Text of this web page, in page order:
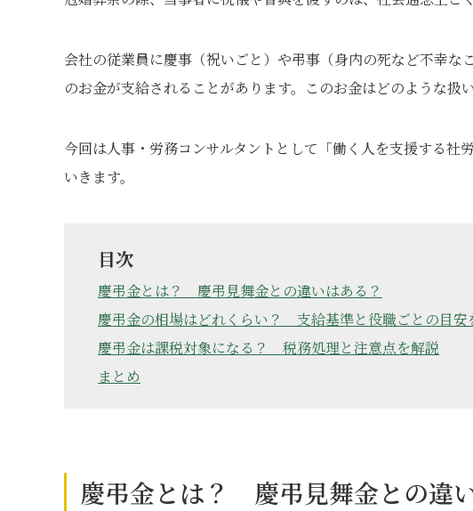
会社の従業員に慶事（祝いごと）や弔事（身内の死など不幸
のお金が支給されることがあります。このお金はどのような扱
今回は人事・労務コンサルタントとして「働く人を支援する社
いきます。
目次
慶弔金とは？ 慶弔見舞金との違いはある？
慶弔金の相場はどれくらい？ 支給基準と役職ごとの目安
慶弔金は課税対象になる？ 税務処理と注意点を解説
まとめ
慶弔金とは？ 慶弔見舞金との違